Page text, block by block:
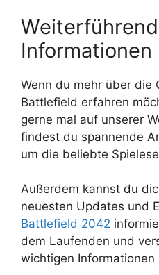
Informationen
Wenn du mehr über die
Battlefield erfahren
gerne mal auf unserer
findest du spannende
um die beliebte
Außerdem kannst du
neuesten Updates und
Battlefield 2042
dem Laufenden und
wichtigen Informationen